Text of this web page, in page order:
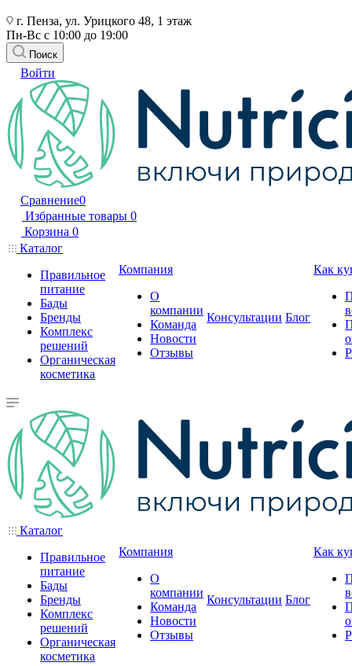
г. Пенза, ул. Урицкого 48, 1 этаж
Пн-Вс с 10:00 до 19:00
Поиск
Войти
Сравнение0
Избранные товары 0
Корзина 0
Каталог
Правильное
питание
Бады
Бренды
Комплекс
решений
Органическая
косметика
Компания
О
компании
Команда
Новости
Отзывы
Консультации Блог
Как
Каталог
Правильное
питание
Бады
Бренды
Комплекс
решений
Органическая
косметика
Компания
О
компании
Команда
Новости
Отзывы
Консультации Блог
Как